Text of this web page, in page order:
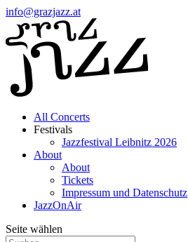
info@grazjazz.at
All Concerts
Festivals
Jazzfestival Leibnitz 2026
About
About
Tickets
Impressum und Datenschutz
JazzOnAir
Seite wählen